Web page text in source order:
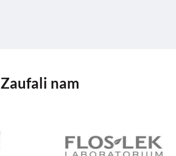
Zaufali nam